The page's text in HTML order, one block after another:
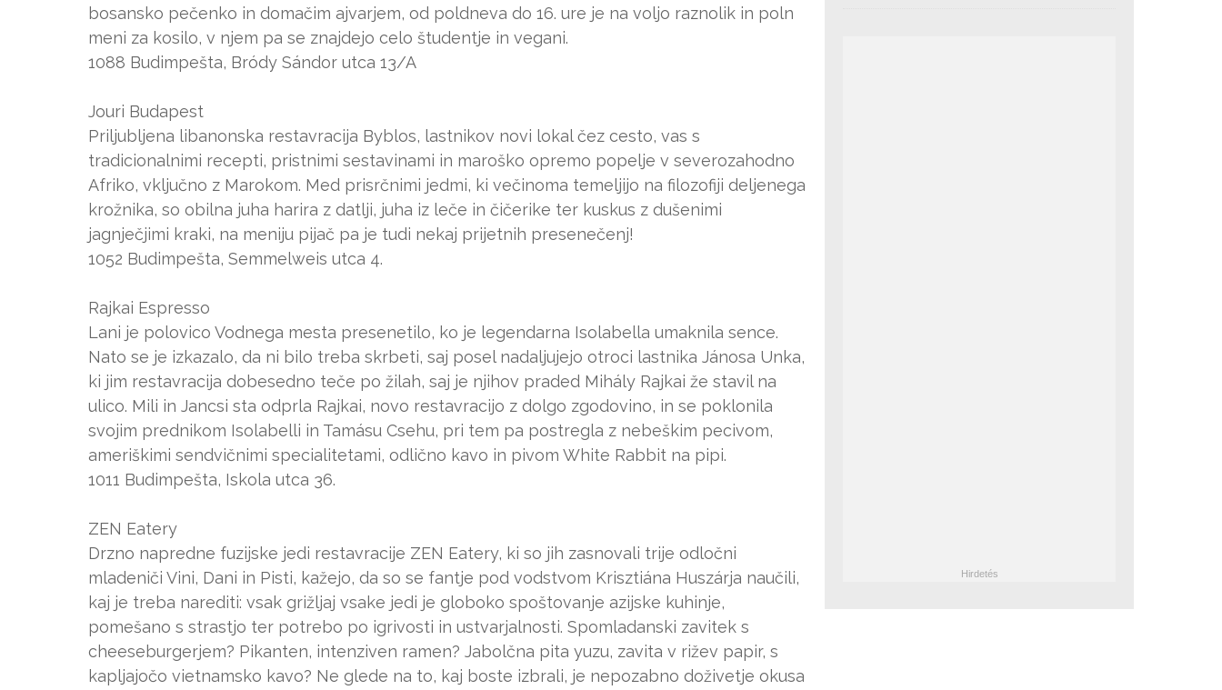
bosansko pečenko in domačim ajvarjem, od poldneva do 16. ure je na voljo raznolik in poln
meni za kosilo, v njem pa se znajdejo celo študentje in vegani.
1088 Budimpešta, Bródy Sándor utca 13/A
Jouri Budapest
Priljubljena libanonska restavracija Byblos, lastnikov novi lokal čez cesto, vas s
tradicionalnimi recepti, pristnimi sestavinami in maroško opremo popelje v severozahodno
Afriko, vključno z Marokom. Med prisrčnimi jedmi, ki večinoma temeljijo na filozofiji deljenega
krožnika, so obilna juha harira z datlji, juha iz leče in čičerike ter kuskus z dušenimi
jagnječjimi kraki, na meniju pijač pa je tudi nekaj prijetnih presenečenj!
1052 Budimpešta, Semmelweis utca 4.
Rajkai Espresso
Lani je polovico Vodnega mesta presenetilo, ko je legendarna Isolabella umaknila sence.
Nato se je izkazalo, da ni bilo treba skrbeti, saj posel nadaljujejo otroci lastnika Jánosa Unka,
ki jim restavracija dobesedno teče po žilah, saj je njihov praded Mihály Rajkai že stavil na
ulico. Mili in Jancsi sta odprla Rajkai, novo restavracijo z dolgo zgodovino, in se poklonila
svojim prednikom Isolabelli in Tamásu Csehu, pri tem pa postregla z nebeškim pecivom,
ameriškimi sendvičnimi specialitetami, odlično kavo in pivom White Rabbit na pipi.
1011 Budimpešta, Iskola utca 36.
ZEN Eatery
Drzno napredne fuzijske jedi restavracije ZEN Eatery, ki so jih zasnovali trije odločni
mladeniči Vini, Dani in Pisti, kažejo, da so se fantje pod vodstvom Krisztiána Huszárja naučili,
kaj je treba narediti: vsak grižljaj vsake jedi je globoko spoštovanje azijske kuhinje,
pomešano s strastjo ter potrebo po igrivosti in ustvarjalnosti. Spomladanski zavitek s
cheeseburgerjem? Pikanten, intenziven ramen? Jabolčna pita yuzu, zavita v rižev papir, s
kapljajočo vietnamsko kavo? Ne glede na to, kaj boste izbrali, je nepozabno doživetje okusa